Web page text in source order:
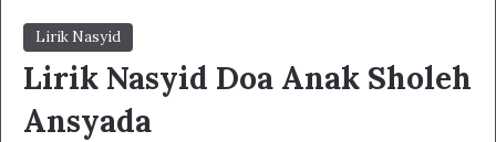
Lirik Nasyid
Lirik Nasyid Doa Anak Sholeh
Ansyada